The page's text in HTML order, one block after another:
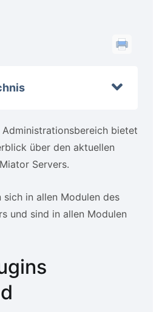
bietet
über den aktuellen
Servers.
sich in allen Modulen des
und sind in allen Modulen